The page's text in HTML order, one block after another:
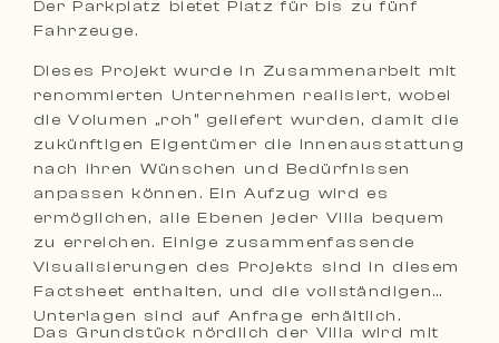
Der Parkplatz bietet Platz für bis zu fünf
Fahrzeuge.
Dieses Projekt wurde in Zusammenarbeit mit
renommierten Unternehmen realisiert, wobei
die Volumen „roh“ geliefert wurden, damit die
zukünftigen Eigentümer die Innenausstattung
nach ihren Wünschen und Bedürfnissen
anpassen können. Ein Aufzug wird es
ermöglichen, alle Ebenen jeder Villa bequem
zu erreichen. Einige zusammenfassende
Visualisierungen des Projekts sind in diesem
Factsheet enthalten, und die vollständigen
Unterlagen sind auf Anfrage erhältlich.
Das Grundstück nördlich der Villa wird mit